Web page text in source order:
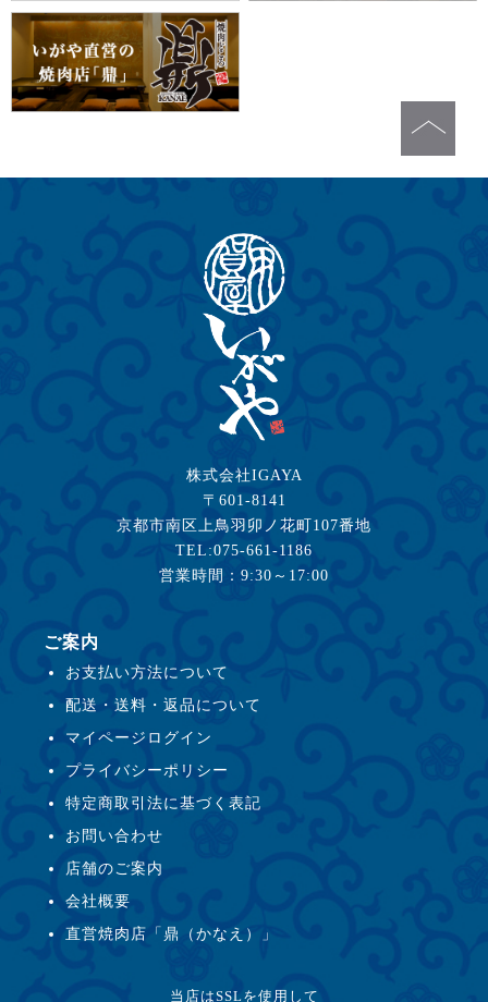
株式会社IGAYA
〒601-8141
京都市南区上鳥羽卯ノ花町107番地
TEL:075-661-1186
営業時間：9:30～17:00
ご案内
お支払い方法について
配送・送料・返品について
マイページログイン
プライバシーポリシー
特定商取引法に基づく表記
お問い合わせ
店舗のご案内
会社概要
直営焼肉店「鼎（かなえ）」
当店はSSLを使用して